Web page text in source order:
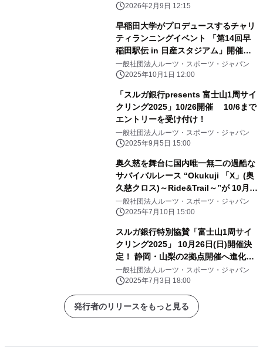
巡る5つのコース～
2026年2月9日 12:15
早稲田大学がプロデュースするチャリ
ティランニングイベント 「第14回早
稲田駅伝 in 日産スタジアム」開催決
定のお知らせ
一般社団法人ルーツ・スポーツ・ジャパン
2025年10月1日 12:00
「スルガ銀行presents 富士山1周サイ
クリング2025」10/26開催 10/6まで
エントリーを受け付け！
一般社団法人ルーツ・スポーツ・ジャパン
2025年9月5日 15:00
奥久慈を舞台に国内唯一無二の過酷な
サバイバルレース “Okukuji 「X」(奥
久慈クロス)～Ride&Trail～”が 10月
18日(土)、19日(日)に開催
一般社団法人ルーツ・スポーツ・ジャパン
2025年7月10日 15:00
スルガ銀行特別協賛「富士山1周サイ
クリング2025」 10月26日(日)開催決
定！ 静岡・山梨の2拠点開催へ進化、
エントリーは7月7日(月)より開始
一般社団法人ルーツ・スポーツ・ジャパン
2025年7月3日 18:00
発行者のリリースをもっと見る